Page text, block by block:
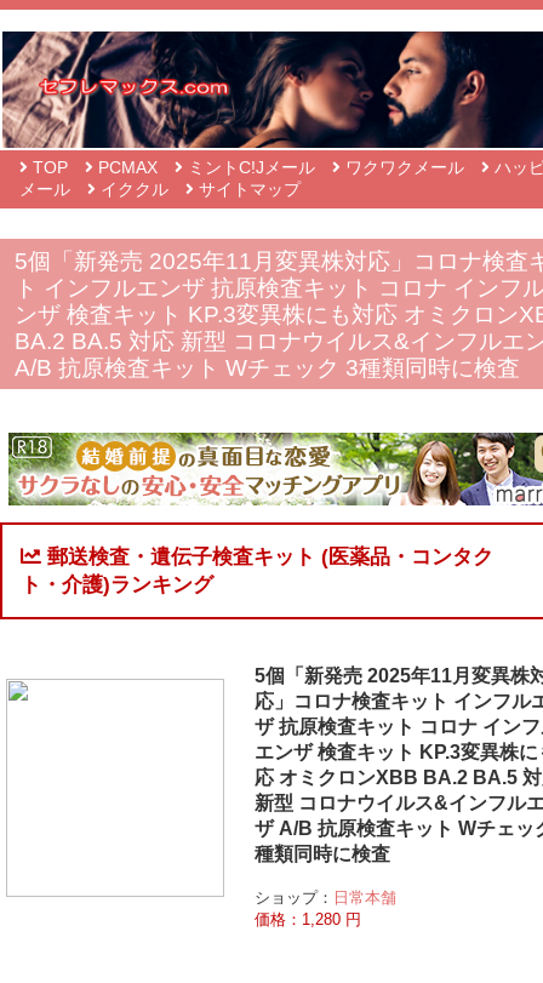
TOP PCMAX ミントC!Jメール ワクワクメール
ハッ
メール
イククル サイトマップ
5個「新発売 2025年11月変異株対応」コロナ検査
ト インフルエンザ 抗原検査キット コロナ インフ
ンザ 検査キット KP.3変異株にも対応 オミクロン
BA.2 BA.5 対応 新型 コロナウイルス&インフルエ
A/B 抗原検査キット Wチェック 3種類同時に検査
郵送検査・遺伝子検査キット (医薬品・コンタク
ト・介護)ランキング
5個「新発売 2025年11月変異株
応」コロナ検査キット インフル
ザ 抗原検査キット コロナ イン
エンザ 検査キット KP.3変異株に
応 オミクロンXBB BA.2 BA.5
新型 コロナウイルス&インフル
ザ A/B 抗原検査キット Wチェッ
種類同時に検査
ショップ： 日常本舗
価格：1,280 円